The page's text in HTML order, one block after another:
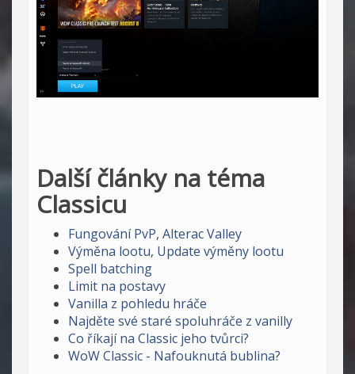
Další články na téma
Classicu
Fungování PvP, Alterac Valley
Výměna lootu, Update výměny lootu
Spell batching
Limit na postavy
Vanilla z pohledu hráče
Najděte své staré spoluhráče z vanilly
Co říkají na Classic jeho tvůrci?
WoW Classic - Nafouknutá bublina?